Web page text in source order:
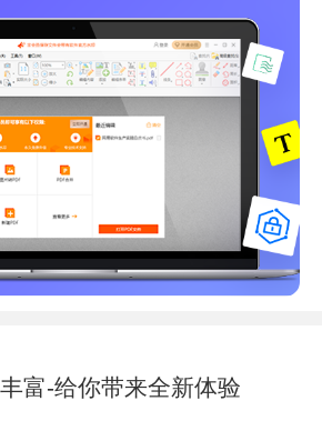
富-给你带来全新体验